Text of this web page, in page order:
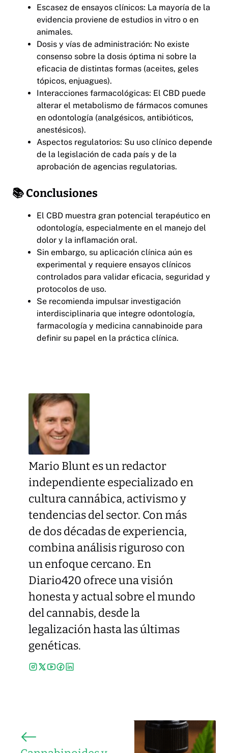
Escasez de ensayos clínicos: La mayoría de la
evidencia proviene de estudios in vitro o en
animales.
Dosis y vías de administración: No existe
consenso sobre la dosis óptima ni sobre la
eficacia de distintas formas (aceites, geles
tópicos, enjuagues).
Interacciones farmacológicas: El CBD puede
alterar el metabolismo de fármacos comunes
en odontología (analgésicos, antibióticos,
anestésicos).
Aspectos regulatorios: Su uso clínico depende
de la legislación de cada país y de la
aprobación de agencias regulatorias.
📚 Conclusiones
El CBD muestra gran potencial terapéutico en
odontología, especialmente en el manejo del
dolor y la inflamación oral.
Sin embargo, su aplicación clínica aún es
experimental y requiere ensayos clínicos
controlados para validar eficacia, seguridad y
protocolos de uso.
Se recomienda impulsar investigación
interdisciplinaria que integre odontología,
farmacología y medicina cannabinoide para
definir su papel en la práctica clínica.
Mario Blunt es un redactor
independiente especializado en
cultura cannábica, activismo y
tendencias del sector. Con más
de dos décadas de experiencia,
combina análisis riguroso con
un enfoque cercano. En
Diario420 ofrece una visión
honesta y actual sobre el mundo
del cannabis, desde la
legalización hasta las últimas
genéticas.